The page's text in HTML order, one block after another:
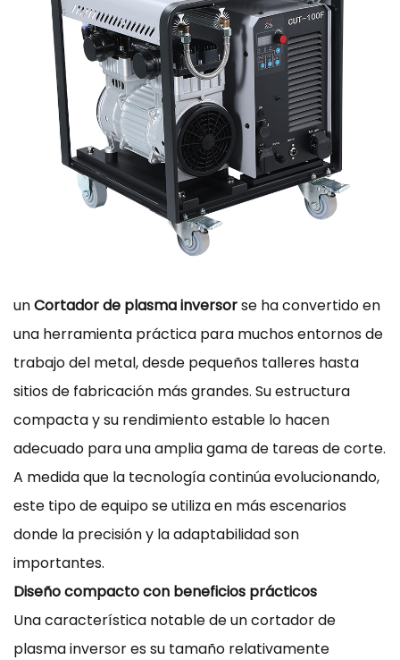
unCortador de plasma inversorse ha convertido en
una herramienta práctica para muchos entornos de
trabajo del metal, desde pequeños talleres hasta
sitios de fabricación más grandes. Su estructura
compacta y su rendimiento estable lo hacen
adecuado para una amplia gama de tareas de corte.
A medida que la tecnología continúa evolucionando,
este tipo de equipo se utiliza en más escenarios
donde la precisión y la adaptabilidad son
importantes.
Diseño compacto con beneficios prácticos
Una característica notable de un cortador de
plasma inversor es su tamaño relativamente